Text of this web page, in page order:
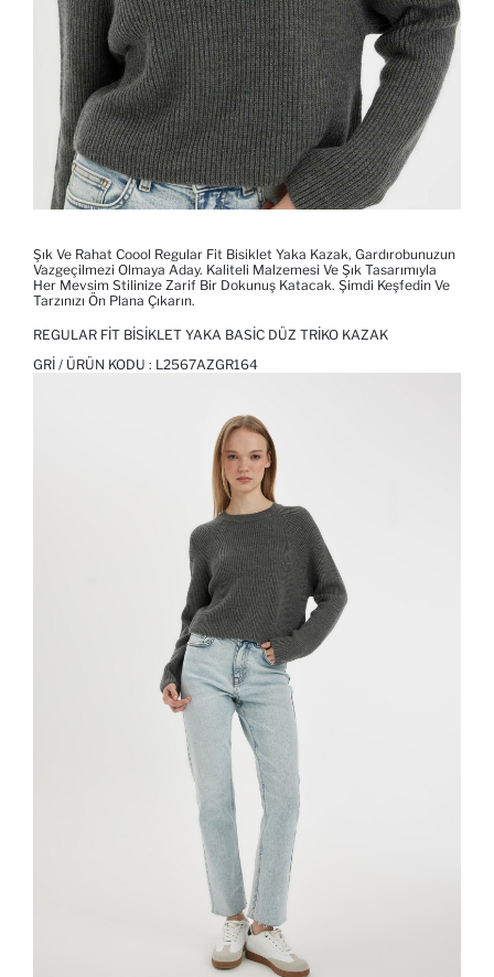
Şık Ve Rahat Coool Regular Fit Bisiklet Yaka Kazak, Gardırobunuzun
Vazgeçilmezi Olmaya Aday. Kaliteli Malzemesi Ve Şık Tasarımıyla
Her Mevsim Stilinize Zarif Bir Dokunuş Katacak. Şimdi Keşfedin Ve
Tarzınızı Ön Plana Çıkarın.
REGULAR FIT BISIKLET YAKA BASIC DÜZ TRIKO KAZAK
GRI / ÜRÜN KODU : L2567AZGR164